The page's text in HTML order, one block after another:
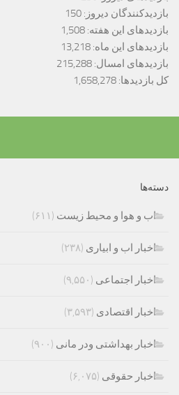
بازدیدکنندگان دیروز: 150
بازدیدهای این هفته: 1,508
بازدیدهای این ماه: 13,218
بازدیدهای امسال: 215,288
کل بازدیدها: 1,658,278
دسته‌ها
اب و هوا و محیط زیست (۶۱۱)
اخبار اب و ابیاری (۲۳۸)
اخبار اجتماعی (۹,۵۵۰)
اخبار اقتصادی (۳,۵۹۳)
اخبار بهداشتی ودر مانی (۹۰۰)
اخبار حقوقی (۶,۰۷۵)